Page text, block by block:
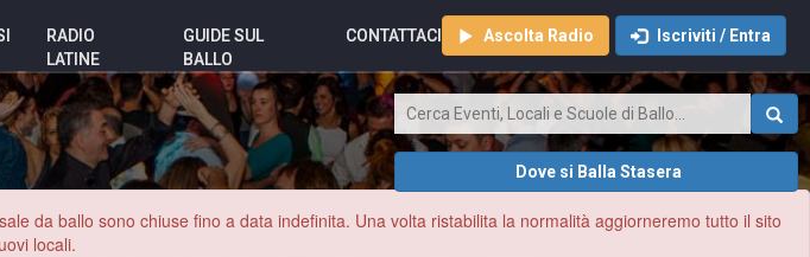
RADIO
LATINE
GUIDE SUL
BALLO
CONTATTACI Ascolta Radio Iscriviti / Entra
da ballo sono chiuse fino a data indefinita. Una volta ristabilita la normalità aggiorneremo tutto il sito
locali.
Dove si Balla Stasera